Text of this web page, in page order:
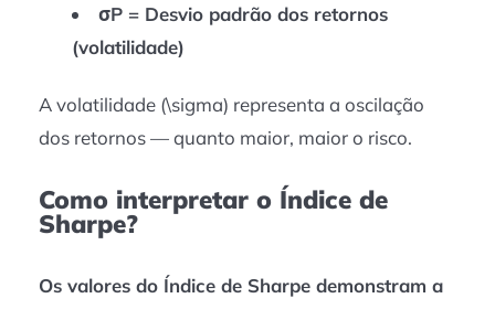
σP = Desvio padrão dos retornos
(volatilidade)
A volatilidade (\sigma) representa a oscilação
dos retornos — quanto maior, maior o risco.
Como interpretar o Índice de
Sharpe?
Os valores do Índice de Sharpe demonstram a